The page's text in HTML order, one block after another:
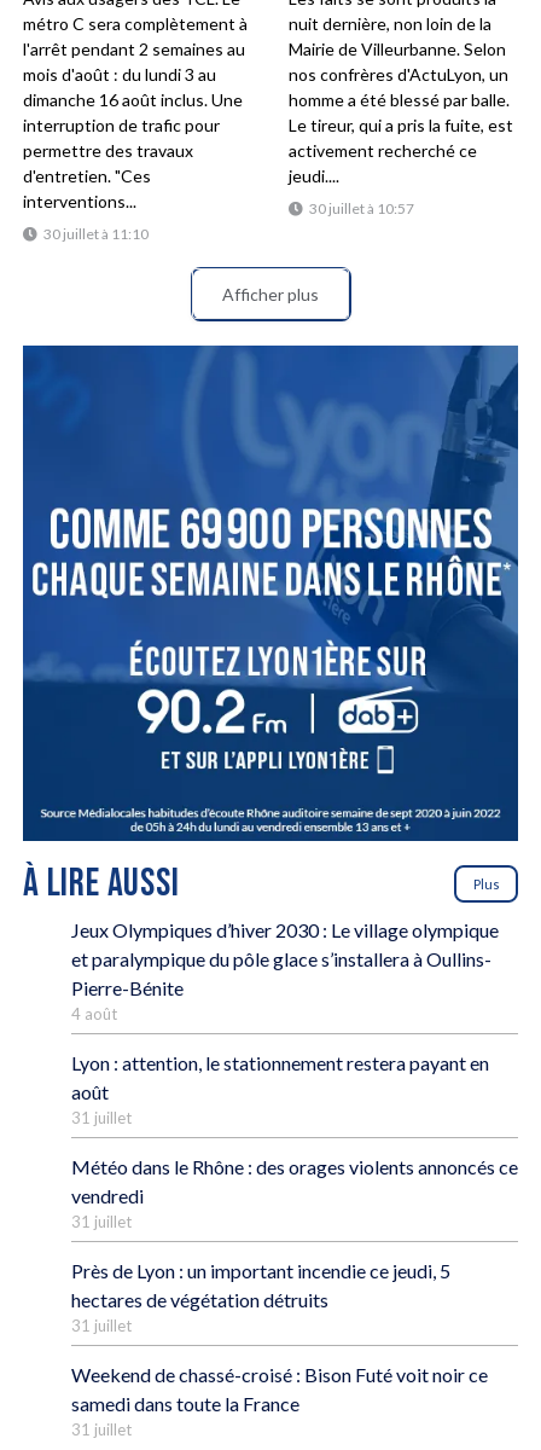
30 juillet à 11:10
métro C sera complètement à
l'arrêt pendant 2 semaines au
mois d'août : du lundi 3 au
dimanche 16 août inclus. Une
interruption de trafic pour
permettre des travaux
d'entretien. "Ces
interventions...
30 juillet à 10:57
nuit dernière, non loin de la
Mairie de Villeurbanne. Selon
nos confrères d'ActuLyon, un
homme a été blessé par balle.
Le tireur, qui a pris la fuite, est
activement recherché ce
jeudi....
Afficher plus
À LIRE AUSSI Plus
Jeux Olympiques d’hiver 2030 : Le village olympique
et paralympique du pôle glace s’installera à Oullins-
Pierre-Bénite
4 août
Lyon : attention, le stationnement restera payant en
août
31 juillet
Météo dans le Rhône : des orages violents annoncés ce
vendredi
31 juillet
Près de Lyon : un important incendie ce jeudi, 5
hectares de végétation détruits
31 juillet
Weekend de chassé-croisé : Bison Futé voit noir ce
samedi dans toute la France
31 juillet